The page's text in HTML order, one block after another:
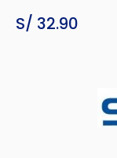
S/ 32.90